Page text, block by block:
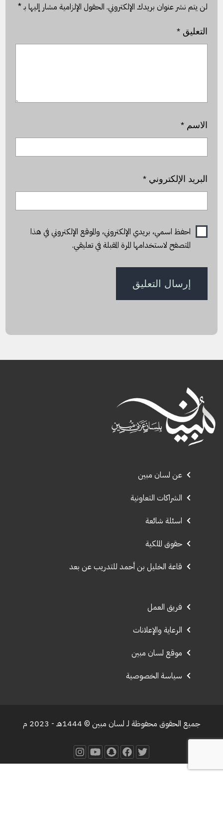
لن يتم نشر عنوان بريدك الإلكتروني. الحقول الإلزامية مشار إليها بـ*
التعليق*
الاسم*
البريد الإلكتروني*
احفظ اسمي، بريدي الإلكتروني، والموقع الإلكتروني في هذا
المتصفح لاستخدامها المرة المقبلة في تعليقي.
عن لسان مبين
الشراكات التعاونية
اسئلة شائعة
حقوق الملكية
قاعة الخليل بن أحمد للتدريب عن بعد
فريق العمل
الرعاية والإعلانات
موقع لسان مبين
سياسة الخصوصية
جميع الحقوق محفوظة لـ لسان مبين © 1444هـ - 2023 م